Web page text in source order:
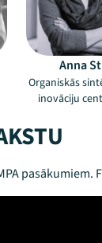
Anna
Organiskās
inovāciju